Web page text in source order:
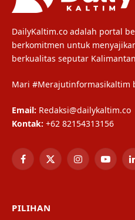
DailyKaltim.co adalah portal
berkomitmen untuk
berkualitas seputar
Mari #Merajutinformasikaltim
Email: Redaksi@dailykaltim.co
Kontak: +62 82154313156
Facebook
X
Instagram
PILIHAN